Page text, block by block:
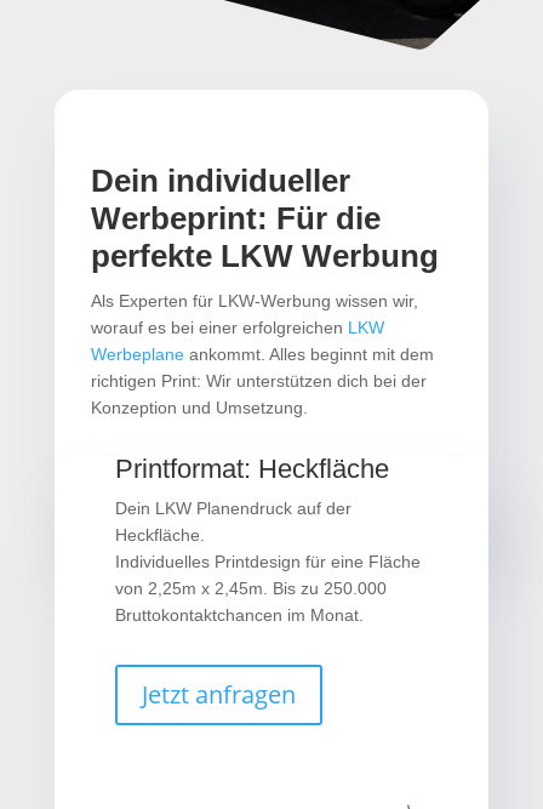
Dein individueller
Werbeprint: Für die
perfekte LKW Werbung
Als Experten für LKW-Werbung wissen wir,
worauf es bei einer erfolgreichen LKW
Werbeplaneankommt. Alles beginnt mit dem
richtigen Print: Wir unterstützen dich bei der
Konzeption und Umsetzung.
Printformat: Heckfläche
Dein LKW Planendruck auf der
Heckfläche.
Individuelles Printdesign für eine Fläche
von 2,25m x 2,45m. Bis zu 250.000
Bruttokontaktchancen im Monat.
Jetzt anfragen